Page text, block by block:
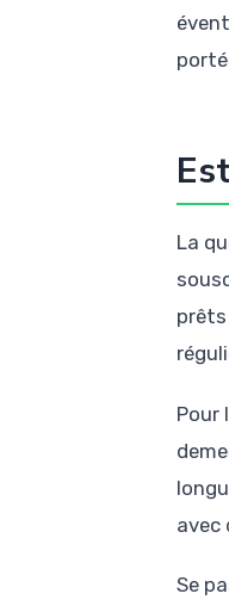
La
Pour
avec
Se